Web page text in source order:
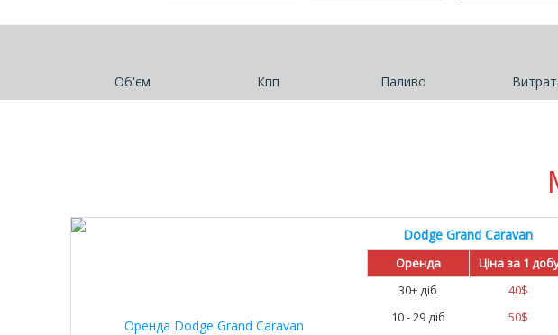
Об'єм Кпп Паливо
Dodge Grand Caravan
Оренда
Ціна за 1
30+ діб
40$
10 - 29 діб
50$